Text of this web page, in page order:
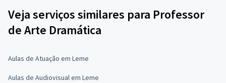
Veja serviços similares para Professor
de Arte Dramática
Aulas de Atuação em Leme
Aulas de Audiovisual em Leme